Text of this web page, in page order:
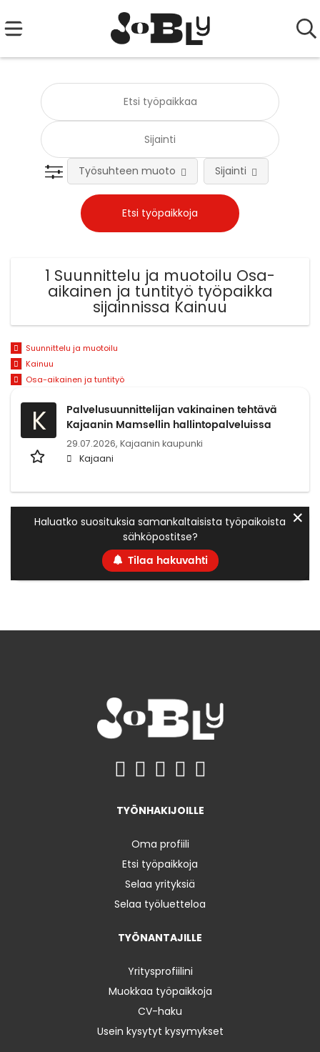
Työsuhteen muoto Sijainti
1 Suunnittelu ja muotoilu Osa-
aikainen ja tuntityö työpaikka
sijainnissa Kainuu
Suunnittelu ja muotoilu
Kainuu
Osa-aikainen ja tuntityö
K
Palvelusuunnittelijan vakinainen tehtävä
Kajaanin Mamsellin hallintopalveluissa
29.07.2026, Kajaanin kaupunki
Kajaani
Haluatko suosituksia samankaltaisista työpaikoista
sähköpostitse?
Tilaa hakuvahti
✕
TYÖNHAKIJOILLE
Oma profiili
Etsi työpaikkoja
Selaa yrityksiä
Selaa työluetteloa
TYÖNANTAJILLE
Yritysprofiilini
Muokkaa työpaikkoja
CV-haku
Usein kysytyt kysymykset